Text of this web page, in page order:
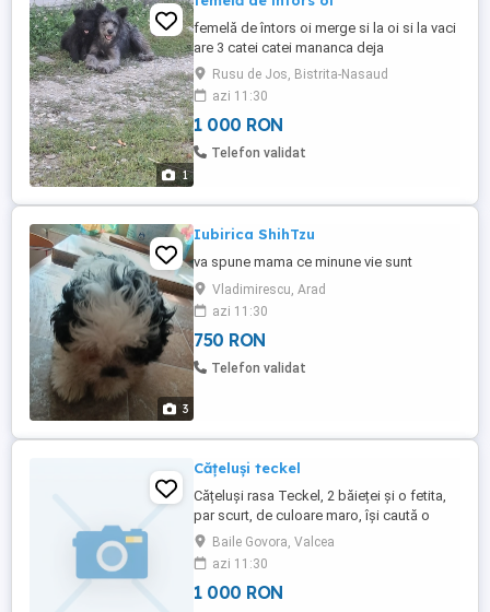
1
femelă de întors oi merge si la oi si la vaci
are 3 catei catei mananca deja
Rusu de Jos, Bistrita-Nasaud
azi 11:30
1 000 RON
Telefon validat
3
Iubirica ShihTzu
va spune mama ce minune vie sunt
Vladimirescu, Arad
azi 11:30
750 RON
Telefon validat
Cățeluși teckel
Cățeluși rasa Teckel, 2 băieței și o fetita,
par scurt, de culoare maro, își caută o
familie iubitoare.
Baile Govora, Valcea
azi 11:30
1 000 RON